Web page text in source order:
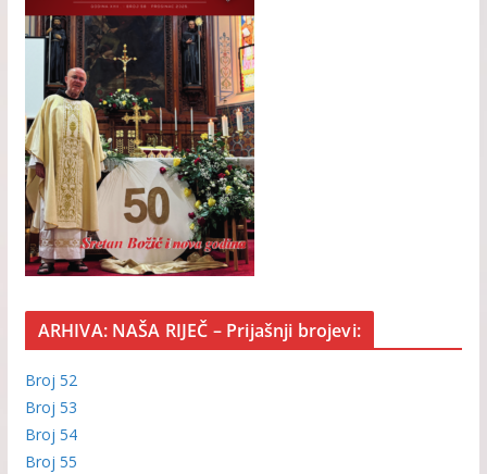
ARHIVA: NAŠA RIJEČ – Prijašnji brojevi:
Broj 52
Broj 53
Broj 54
Broj 55